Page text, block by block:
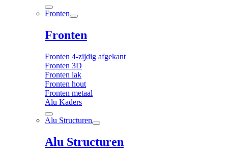
Fronten
Fronten
Fronten 4-zijdig afgekant
Fronten 3D
Fronten lak
Fronten hout
Fronten metaal
Alu Kaders
Alu Structuren
Alu Structuren